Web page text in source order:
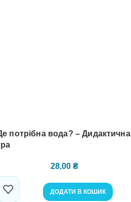
потрібна вода? – Дидактична
28,00₴
ДОДАТИ В КОШИК